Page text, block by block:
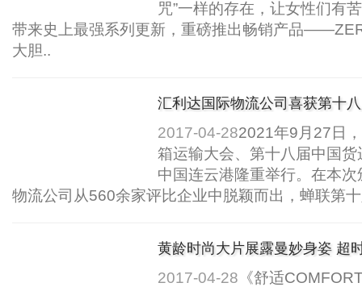
咒”一样的存在，让女性们
带来史上最强系列更新，重磅推出畅销产品
大胆..
汇利达国际物流公司喜获第十
2017-04-282021年9月27日
箱运输大会、第十八届中国货
中国连云港隆重举行。在本
物流公司从560余家评比企业中脱颖而出，蝉联第
黄龄时尚大片展露曼妙身姿 超
2017-04-28 《舒适